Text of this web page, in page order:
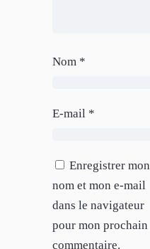
Nom *
E-mail *
Enregistrer mon
nom et mon e-mail
dans le navigateur
pour mon prochain
commentaire.